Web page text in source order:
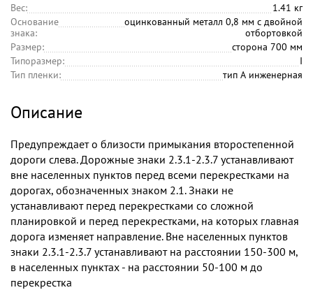
Вес:
1.41 кг
Основание
знака:
оцинкованный металл 0,8 мм с двойной
отбортовкой
Размер:
сторона 700 мм
Типоразмер:
I
Тип пленки:
тип А инженерная
Описание
Предупреждает о близости примыкания второстепенной
дороги слева. Дорожные знаки 2.3.1-2.3.7 устанавливают
вне населенных пунктов перед всеми перекрестками на
дорогах, обозначенных знаком 2.1. Знаки не
устанавливают перед перекрестками со сложной
планировкой и перед перекрестками, на которых главная
дорога изменяет направление. Вне населенных пунктов
знаки 2.3.1-2.3.7 устанавливают на расстоянии 150-300 м,
в населенных пунктах - на расстоянии 50-100 м до
перекрестка